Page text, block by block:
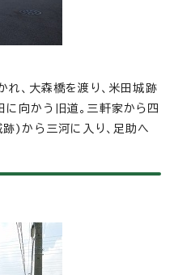
、大森橋を渡り、米田城跡
向かう旧道。三軒家から四
)から三河に入り、足助へ